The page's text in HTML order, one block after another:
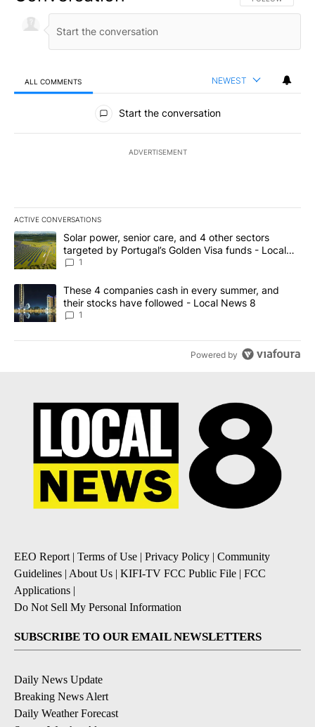
ALL COMMENTS NEWEST
All Comments
Start the conversation
ADVERTISEMENT
ACTIVE CONVERSATIONS
The following is a list of the most commented articles in the last
A trending article titled "Solar power, senior care, and 4 other
Solar power, senior care, and 4 other sectors
targeted by Portugal’s Golden Visa funds - Local
News 8
1
A trending article titled "These 4 companies cash in every
These 4 companies cash in every summer, and
their stocks have followed - Local News 8
1
Powered by
EEO Report | Terms of Use | Privacy Policy | Community
Guidelines | About Us | KIFI-TV FCC Public File | FCC
Applications |
Do Not Sell My Personal Information
SUBSCRIBE TO OUR EMAIL NEWSLETTERS
Daily News Update
Breaking News Alert
Daily Weather Forecast